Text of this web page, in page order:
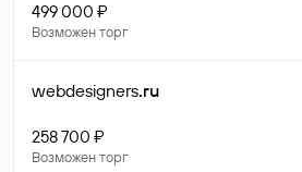
499 000 ₽
Возможен торг
webdesigners.ru
258 700 ₽
Возможен торг